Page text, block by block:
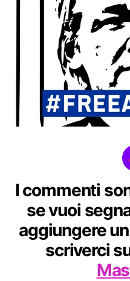
I commenti
se vuoi
aggiungere
scriverci